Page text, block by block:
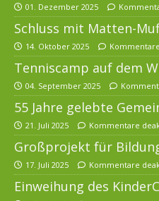
01. Dezember 2025
Schluss mit Matten-
14. Oktober 2025
Tenniscamp auf dem
04. September 2025
55 Jahre gelebte
21. Juli 2025 Kommentare
Großprojekt für
17. Juli 2025 Kommentare
Einweihung des